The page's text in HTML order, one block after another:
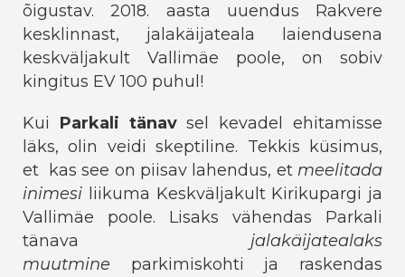
õigustav. 2018. aasta uuendus Rakvere
kesklinnast, jalakäijateala laiendusena
keskväljakult Vallimäe poole, on sobiv
kingitus EV 100 puhul!
Kui Parkali tänavsel kevadel ehitamisse
läks, olin veidi skeptiline. Tekkis küsimus,
et kas see on piisav lahendus, etmeelitada
inimesi liikuma Keskväljakult Kirikupargi ja
Vallimäe poole. Lisaks vähendas Parkali
tänava jalakäijatealaks
muutmine parkimiskohti ja raskendas